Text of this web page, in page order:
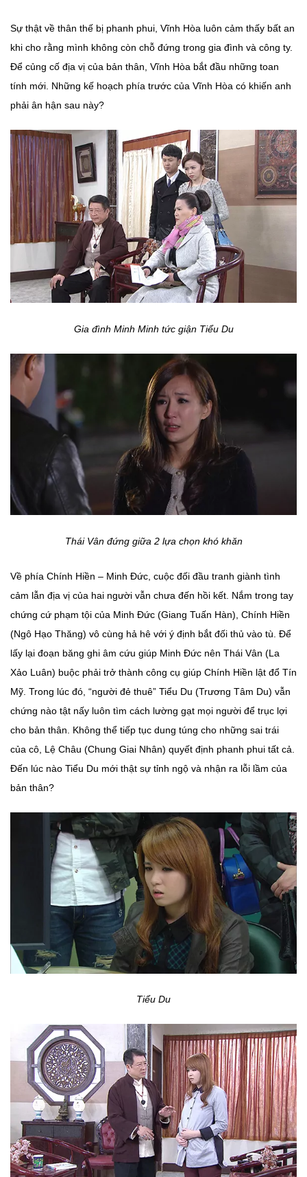
Sự thật về thân thế bị phanh phui, Vĩnh Hòa luôn cảm thấy bất an
khi cho rằng mình không còn chỗ đứng trong gia đình và công ty.
Để củng cố địa vị của bản thân, Vĩnh Hòa bắt đầu những toan
tính mới. Những kế hoạch phía trước của Vĩnh Hòa có khiến anh
phải ân hận sau này?
Gia đình Minh Minh tức giận Tiểu Du
Thái Vân đứng giữa 2 lựa chọn khó khăn
Về phía Chính Hiền – Minh Đức, cuộc đối đầu tranh giành tình
cảm lẫn địa vị của hai người vẫn chưa đến hồi kết. Nắm trong tay
chứng cứ phạm tội của Minh Đức (Giang Tuấn Hàn), Chính Hiền
(Ngô Hạo Thăng) vô cùng hả hê với ý định bắt đối thủ vào tù. Để
lấy lại đoạn băng ghi âm cứu giúp Minh Đức nên Thái Vân (La
Xảo Luân) buộc phải trở thành công cụ giúp Chính Hiền lật đổ Tín
Mỹ. Trong lúc đó, “người đẻ thuê” Tiểu Du (Trương Tâm Du) vẫn
chứng nào tật nấy luôn tìm cách lường gạt mọi người để trục lợi
cho bản thân. Không thể tiếp tục dung túng cho những sai trái
của cô, Lệ Châu (Chung Giai Nhân) quyết định phanh phui tất cả.
Đến lúc nào Tiểu Du mới thật sự tỉnh ngộ và nhận ra lỗi lầm của
bản thân?
Tiểu Du